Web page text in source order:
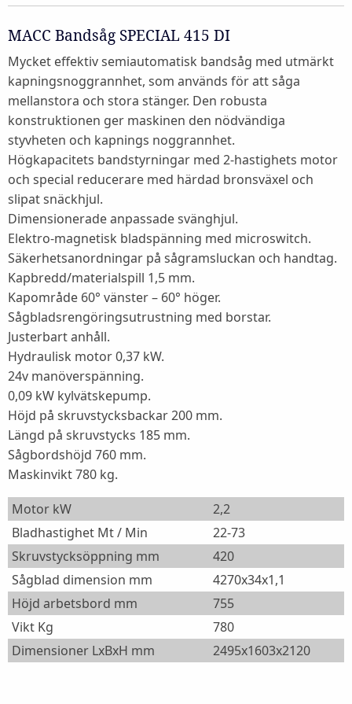
MACC Bandsåg SPECIAL 415 DI
Mycket effektiv semiautomatisk bandsåg med utmärkt
kapningsnoggrannhet, som används för att såga
mellanstora och stora stänger. Den robusta
konstruktionen ger maskinen den nödvändiga
styvheten och kapnings noggrannhet.
Högkapacitets bandstyrningar med 2-hastighets motor
och special reducerare med härdad bronsväxel och
slipat snäckhjul.
Dimensionerade anpassade svänghjul.
Elektro-magnetisk bladspänning med microswitch.
Säkerhetsanordningar på sågramsluckan och handtag.
Kapbredd/materialspill 1,5 mm.
Kapområde 60° vänster – 60° höger.
Sågbladsrengöringsutrustning med borstar.
Justerbart anhåll.
Hydraulisk motor 0,37 kW.
24v manöverspänning.
0,09 kW kylvätskepump.
Höjd på skruvstycksbackar 200 mm.
Längd på skruvstycks 185 mm.
Sågbordshöjd 760 mm.
Maskinvikt 780 kg.
Motor kW
2,2
Bladhastighet Mt / Min
22-73
Skruvstycksöppning mm
420
Sågblad dimension mm
4270x34x1,1
Höjd arbetsbord mm
755
Vikt Kg
780
Dimensioner LxBxH mm
2495x1603x2120